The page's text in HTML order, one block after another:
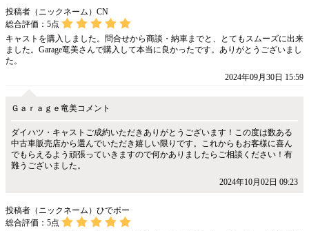
投稿者（ニックネーム）CN
総合評価： 5点
キャストを購入しました。問合せから商談・納車までと、とてもスムーズに出来
ました。Garage竜美さんで購入して本当に良かったです。ありがとうございまし
た。
2024年09月30日 15:59
Ｇａｒａｇｅ竜美コメント
ダイハツ・キャストご成約いただきありがとうございます！この度は数ある
中古車販売店から選んでいただき嬉しい限りです。これからもお客様に喜ん
でもらえるよう頑張っていきますので何かありましたらご相談ください！有
難うございました。
2024年10月02日 09:23
投稿者（ニックネーム）ひでボー
総合評価： 5点